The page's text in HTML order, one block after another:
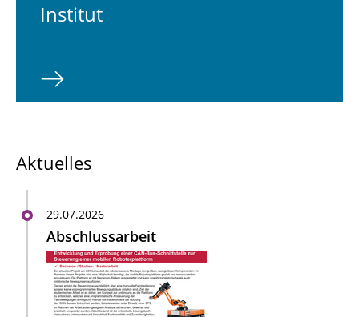
In­sti­tut
Aktuelles
29.07.2026
Abschlussarbeit